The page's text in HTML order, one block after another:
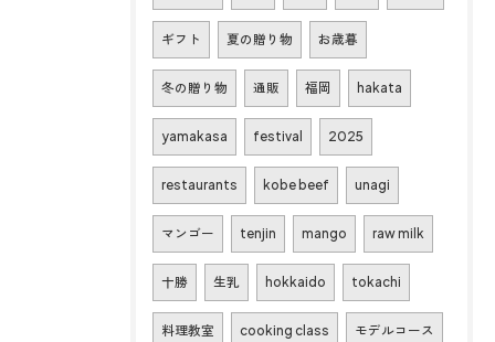
ギフト 夏の贈り物 お歳暮
冬の贈り物 通販 福岡 hakata
yamakasa festival 2025
restaurants kobe beef unagi
マンゴー tenjin mango raw milk
十勝 生乳 hokkaido tokachi
料理教室 cooking class モデルコース